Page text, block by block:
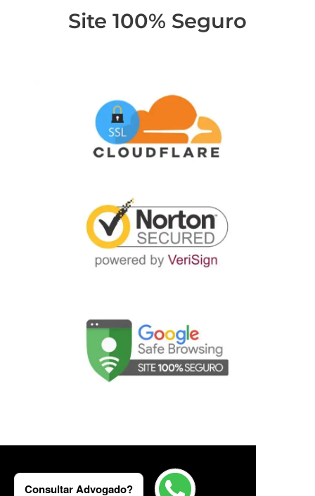
Site 100% Seguro
Consultar Advogado?